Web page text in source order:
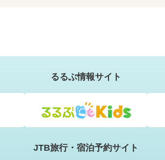
るるぶ情報サイト
JTB旅行・宿泊予約サイト